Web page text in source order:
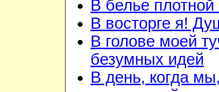
В белье плотной
В восторге я!
В голове моей
безумных идей
В день, когда